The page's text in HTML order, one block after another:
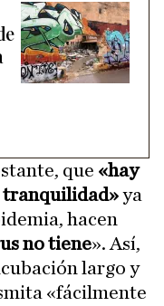
que «hay
tranquilidad»ya
hacen
no tiene». Así,
largo y
«fácilmente